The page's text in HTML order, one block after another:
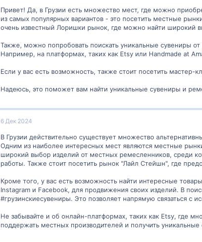
Привет! Да, в Грузии есть множество мест, где можно
из самых популярных вариантов - это посетить местные
очень известный Лоришки рынок, где можно найти широкий
Также, можно попробовать поискать уникальные сувениры
Например, на платформах, таких как Etsy или Handmade at
Если у вас есть возможность, также стоит посетить
Надеюсь, это поможет вам найти уникальные сувениры и
6 Дек 2024
В Грузии действительно существует множество
Одним из наиболее интересных мест являются местные
широкий выбор изделий от местных ремесленников, среди
работы. Также стоит посетить рынок "Лайл Стейшн", где
Кроме того, у вас есть возможность найти интересные
Instagram и Facebook, для продвижения своих изделий. В
#грузинскиесувениры. Это позволяет напрямую связаться с
Не забывайте и об онлайн-платформах, таких как Etsy, где
поддержать местных производителей и получить